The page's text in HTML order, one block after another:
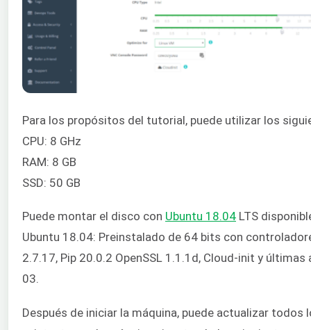
Para los propósitos del tutorial, puede utilizar los
CPU: 8 GHz
RAM: 8 GB
SSD: 50 GB
Puede montar el disco con Ubuntu 18.04 LTS
Ubuntu 18.04: Preinstalado de 64 bits con
2.7.17, Pip 20.0.2 OpenSSL 1.1.1d, Cloud-init y
03.
Después de iniciar la máquina, puede actualizar